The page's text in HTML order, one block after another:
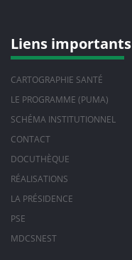
Liens importants
CARTOGRAPHIE SANTÉ
LE PROGRAMME (PUMA)
SCHÉMA INSTITUTIONNEL
CONTACT
DOCUTHÈQUE
RÉALISATIONS
LA PRÉSIDENCE
PSE
MDCSNEST